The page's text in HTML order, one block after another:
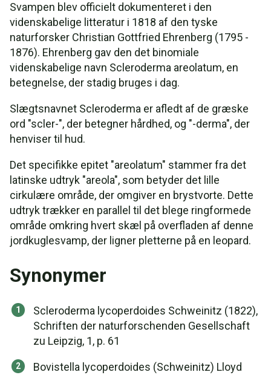
Svampen blev officielt dokumenteret i den
videnskabelige litteratur i 1818 af den tyske
naturforsker Christian Gottfried Ehrenberg (1795 -
1876). Ehrenberg gav den det binomiale
videnskabelige navn Scleroderma areolatum, en
betegnelse, der stadig bruges i dag.
Slægtsnavnet Scleroderma er afledt af de græske
ord "scler-", der betegner hårdhed, og "-derma", der
henviser til hud.
Det specifikke epitet "areolatum" stammer fra det
latinske udtryk "areola", som betyder det lille
cirkulære område, der omgiver en brystvorte. Dette
udtryk trækker en parallel til det blege ringformede
område omkring hvert skæl på overfladen af denne
jordkuglesvamp, der ligner pletterne på en leopard.
Synonymer
Scleroderma lycoperdoides Schweinitz (1822),
Schriften der naturforschenden Gesellschaft
zu Leipzig, 1, p. 61
Bovistella lycoperdoides (Schweinitz) Lloyd